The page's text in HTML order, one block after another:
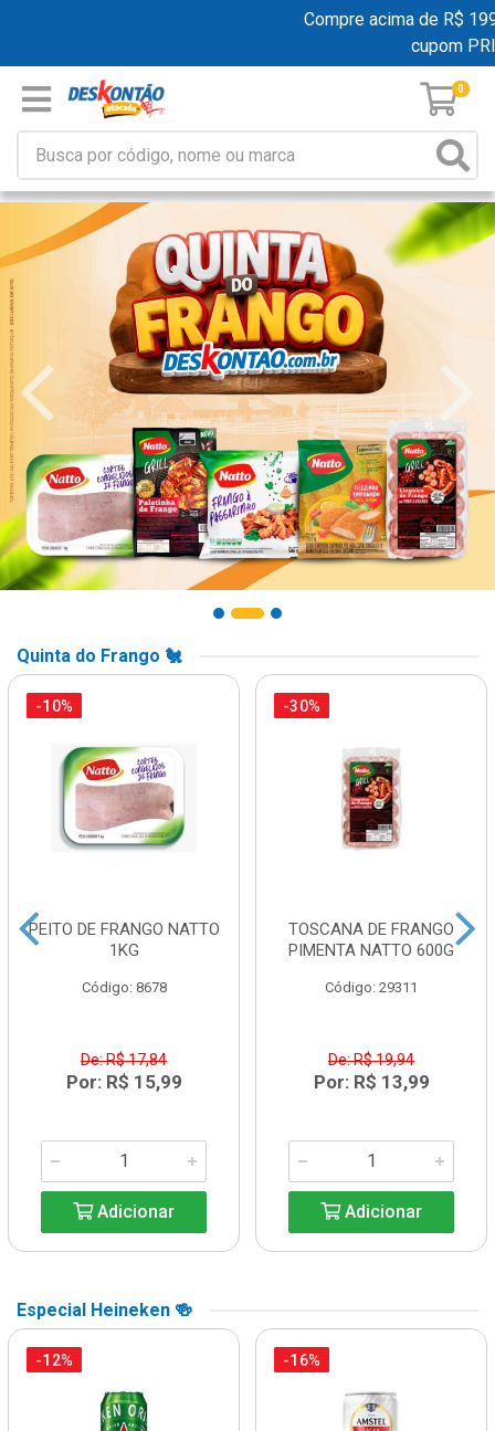
Compre acima de R$
cupom
0
Quinta do Frango 🐔
-10%
PEITO DE FRANGO NATTO
1KG
Código: 8678
De: R$ 17,84
Por: R$ 15,99
Adicionar
-30%
TOSCANA DE FRANGO
PIMENTA NATTO 600G
Código: 29311
De: R$ 19,94
Por: R$ 13,99
Adicionar
Especial Heineken 🍻
-12% -16%